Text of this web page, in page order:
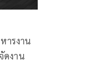
ารงาน
ดงาน